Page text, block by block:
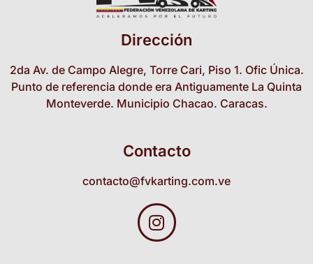
Dirección
2da Av. de Campo Alegre, Torre Cari, Piso 1. Ofic Única.
Punto de referencia donde era Antiguamente La Quinta
Monteverde. Municipio Chacao. Caracas.
Contacto
contacto@fvkarting.com.ve